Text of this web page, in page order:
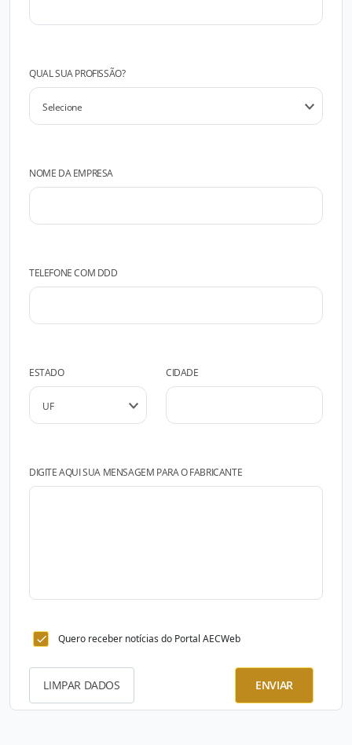
QUAL SUA PROFISSÃO?
NOME DA EMPRESA
TELEFONE COM DDD
ESTADO CIDADE
DIGITE AQUI SUA MENSAGEM PARA O FABRICANTE
Quero receber notícias do Portal AECWeb
LIMPAR DADOS ENVIAR